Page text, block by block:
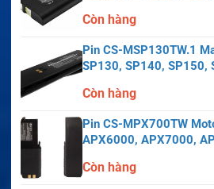
Còn hàng
Pin CS-MSP130TW.1
SP130, SP140, SP150,
Còn hàng
Pin CS-MPX700TW
APX6000, APX7000,
Còn hàng